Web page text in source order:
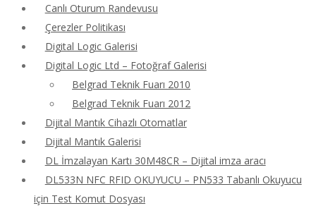
Canlı Oturum Randevusu
Çerezler Politikası
Digital Logic Galerisi
Digital Logic Ltd – Fotoğraf Galerisi
Belgrad Teknik Fuarı 2010
Belgrad Teknik Fuarı 2012
Dijital Mantık Cihazlı Otomatlar
Dijital Mantık Galerisi
DL İmzalayan Kartı 30M48CR – Dijital imza aracı
DL533N NFC RFID OKUYUCU – PN533 Tabanlı Okuyucu
için Test Komut Dosyası